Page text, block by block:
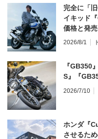
完全に「
イキッド
価格と発
2026/8/1
『GB350
S』『
2026/7/10
ホンダ『
させるた